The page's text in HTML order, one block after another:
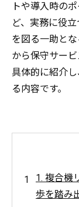
トや導入時の
ど、実務に役
を図る一助と
から保守サー
具体的に紹介
る内容です。
1. 複合機
歩を踏み